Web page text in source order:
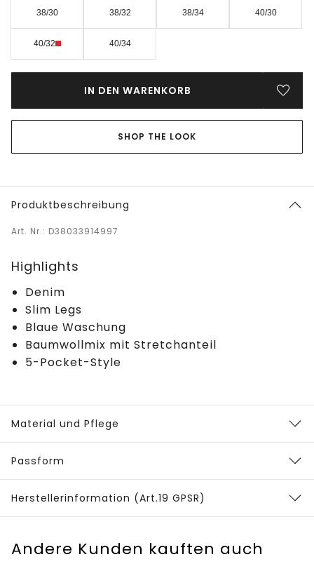
38/30 38/32 38/34 40/30
40/32 40/34
IN DEN WARENKORB
SHOP THE LOOK
Produktbeschreibung
Art. Nr.: D38033914997
Highlights
Denim
Slim Legs
Blaue Waschung
Baumwollmix mit Stretchanteil
5-Pocket-Style
Material und Pflege
Passform
Herstellerinformation (Art.19 GPSR)
Andere Kunden kauften auch